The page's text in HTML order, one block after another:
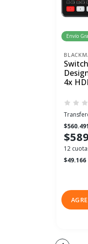
Envío
4x
$560.491
12
$49.166